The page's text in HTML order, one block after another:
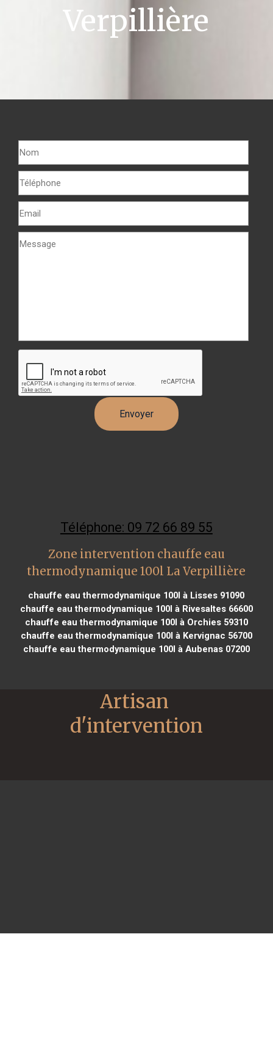
Verpillière
Téléphone: 09 72 66 89 55
Zone intervention chauffe eau
thermodynamique 100l La Verpillière
chauffe eau thermodynamique 100l à Lisses 91090
chauffe eau thermodynamique 100l à Rivesaltes 66600
chauffe eau thermodynamique 100l à Orchies 59310
chauffe eau thermodynamique 100l à Kervignac 56700
chauffe eau thermodynamique 100l à Aubenas 07200
Artisan
d'intervention